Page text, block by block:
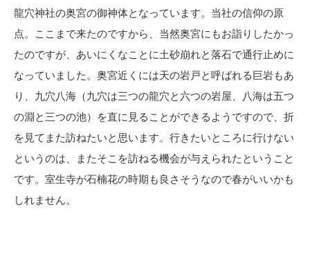
龍穴神社の奥宮の御神体となっています。当社の信仰の原
点。ここまで来たのですから、当然奥宮にもお詣りしたかっ
たのですが、あいにくなことに土砂崩れと落石で通行止めに
なっていました。奥宮近くには天の岩戸と呼ばれる巨岩もあ
り、九穴八海（九穴は三つの龍穴と六つの岩屋、八海は五つ
の淵と三つの池）を直に見ることができるようですので、折
を見てまた訪ねたいと思います。行きたいところに行けない
というのは、またそこを訪ねる機会が与えられたということ
です。室生寺が石楠花の時期も良さそうなので春がいいかも
しれません。